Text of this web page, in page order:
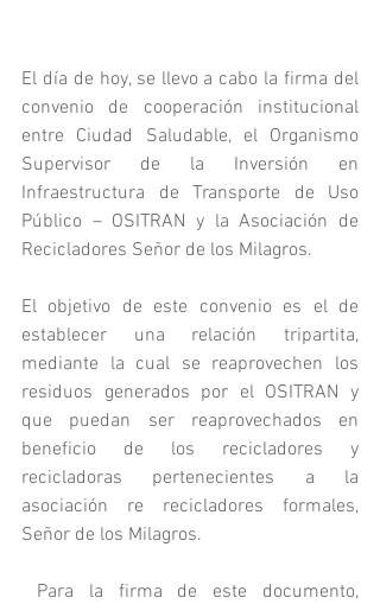
El día de hoy, se llevo a cabo la firma del
convenio de cooperación institucional
entre Ciudad Saludable, el Organismo
Supervisor de la Inversión en
Infraestructura de Transporte de Uso
Público – OSITRAN y la Asociación de
Recicladores Señor de los Milagros.
El objetivo de este convenio es el de
establecer una relación tripartita,
mediante la cual se reaprovechen los
residuos generados por el OSITRAN y
que puedan ser reaprovechados en
beneficio de los recicladores y
recicladoras pertenecientes a la
asociación re recicladores formales,
Señor de los Milagros.